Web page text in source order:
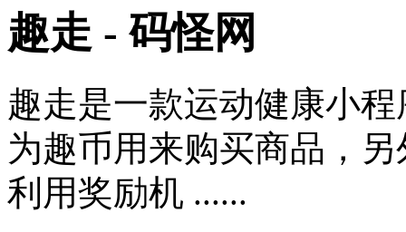
趣走 - 码怪网
趣走是一款运动健康小
为趣币用来购买商品，
利用奖励机 ......